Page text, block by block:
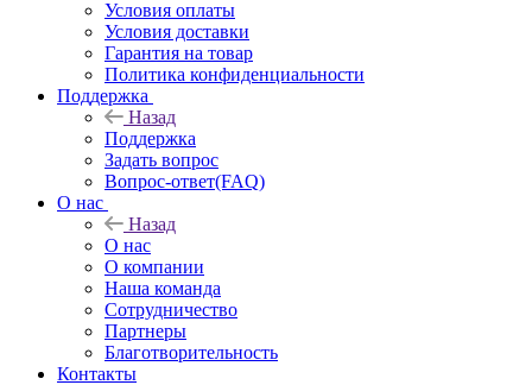
Условия оплаты
Условия доставки
Гарантия на товар
Политика конфиденциальности
Поддержка
Назад
Поддержка
Задать вопрос
Вопрос-ответ(FAQ)
О нас
Назад
О нас
О компании
Наша команда
Сотрудничество
Партнеры
Благотворительность
Контакты